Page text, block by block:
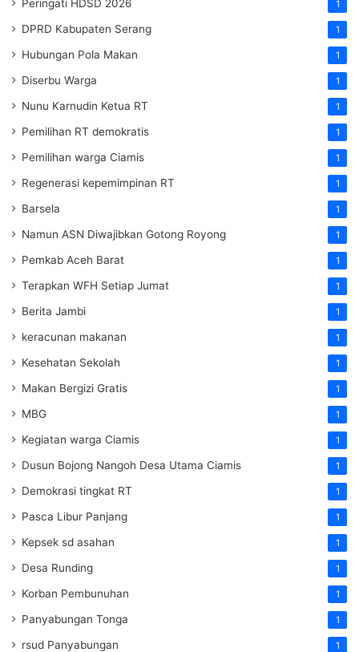
Peringati HDSD 2026 1
DPRD Kabupaten Serang 1
Hubungan Pola Makan 1
Diserbu Warga 1
Nunu Karnudin Ketua RT 1
Pemilihan RT demokratis 1
Pemilihan warga Ciamis 1
Regenerasi kepemimpinan RT 1
Barsela 1
Namun ASN Diwajibkan Gotong Royong 1
Pemkab Aceh Barat 1
Terapkan WFH Setiap Jumat 1
Berita Jambi 1
keracunan makanan 1
Kesehatan Sekolah 1
Makan Bergizi Gratis 1
MBG 1
Kegiatan warga Ciamis 1
Dusun Bojong Nangoh Desa Utama Ciamis 1
Demokrasi tingkat RT 1
Pasca Libur Panjang 1
Kepsek sd asahan 1
Desa Runding 1
Korban Pembunuhan 1
Panyabungan Tonga 1
rsud Panyabungan 1